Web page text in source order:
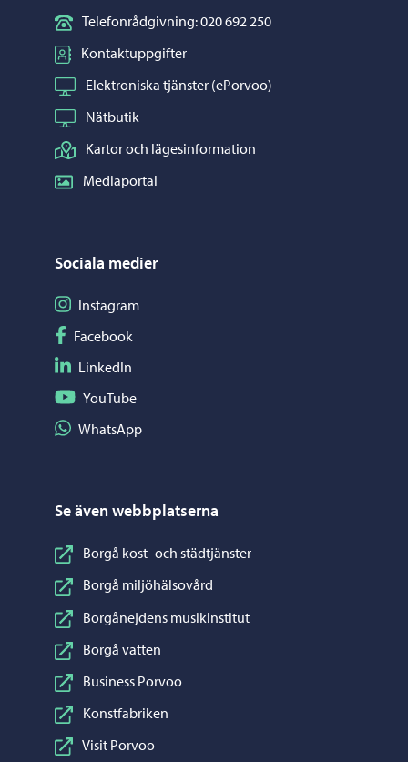
Telefonrådgivning: 020 692 250
Kontaktuppgifter
Elektroniska tjänster (ePorvoo)
Nätbutik
Kartor och lägesinformation
Mediaportal
Sociala medier
Följ på Instagram
Instagram
Följ på Facebook
Facebook
Följ på LinkedIn
LinkedIn
Följ på YouTube
YouTube
Dela på WhatsApp
WhatsApp
Se även webbplatserna
Borgå kost- och städtjänster
Borgå miljöhälsovård
Borgånejdens musikinstitut
Borgå vatten
Business Porvoo
Konstfabriken
Visit Porvoo